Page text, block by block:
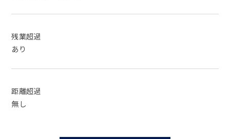
残業超過
あり
距離超過
無し